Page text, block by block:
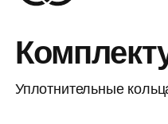
Уплотнительные